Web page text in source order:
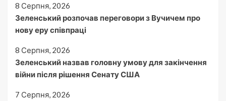
8 Серпня, 2026
Зеленський розпочав переговори з Вучичем про
нову еру співпраці
8 Серпня, 2026
Зеленський назвав головну умову для закінчення
війни після рішення Сенату США
7 Серпня, 2026